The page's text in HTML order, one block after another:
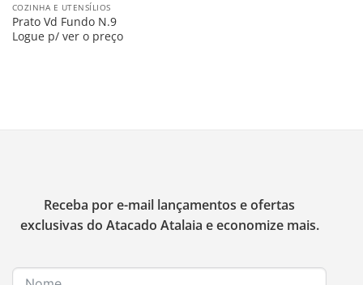
COZINHA E UTENSÍLIOS
Prato Vd Fundo N.9
Logue p/ ver o preço
Receba por e-mail lançamentos e ofertas
exclusivas do Atacado Atalaia e economize mais.